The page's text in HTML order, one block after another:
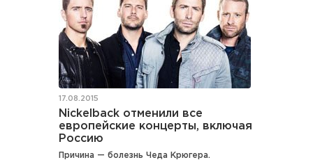
17.08.2015
Nickelback отменили все
европейские концерты, включая
Россию
Причина — болезнь Чеда Крюгера.